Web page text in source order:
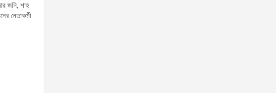
জনি, শাহ
নেতাকর্মী